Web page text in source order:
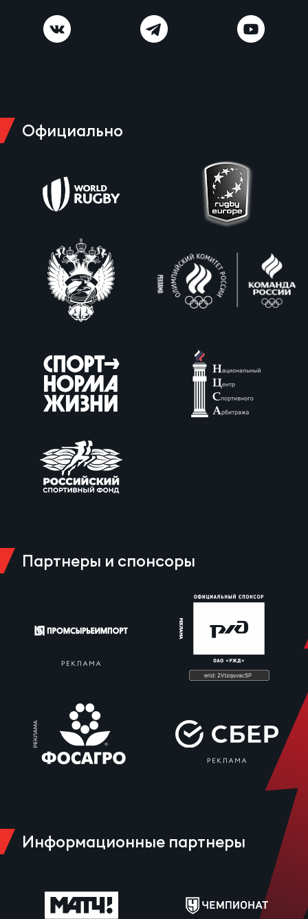
Официально
Партнеры и спонсоры
Информационные партнеры